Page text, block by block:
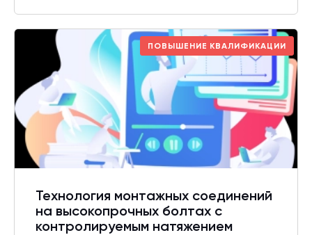
ПОВЫШЕНИЕ КВАЛИФИКАЦИИ
Технология монтажных соединений
на высокопрочных болтах с
контролируемым натяжением